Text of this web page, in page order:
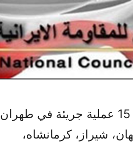
، من خلال تنفيذ 15 عملية جريئة في طهران
شيراز، كرمانشاه،